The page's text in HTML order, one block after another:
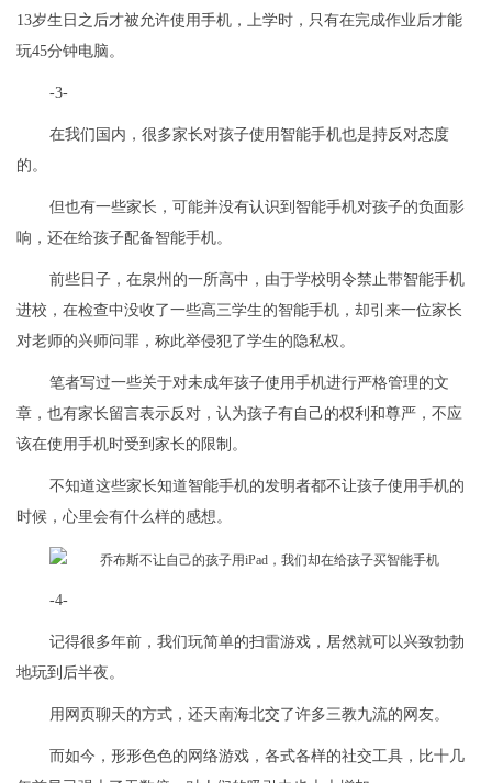
13岁生日之后才被允许使用手机，上学时，只有在完成作业后才能
玩45分钟电脑。
-3-
在我们国内，很多家长对孩子使用智能手机也是持反对态度
的。
但也有一些家长，可能并没有认识到智能手机对孩子的负面影
响，还在给孩子配备智能手机。
前些日子，在泉州的一所高中，由于学校明令禁止带智能手机
进校，在检查中没收了一些高三学生的智能手机，却引来一位家长
对老师的兴师问罪，称此举侵犯了学生的隐私权。
笔者写过一些关于对未成年孩子使用手机进行严格管理的文
章，也有家长留言表示反对，认为孩子有自己的权利和尊严，不应
该在使用手机时受到家长的限制。
不知道这些家长知道智能手机的发明者都不让孩子使用手机的
时候，心里会有什么样的感想。
-4-
记得很多年前，我们玩简单的扫雷游戏，居然就可以兴致勃勃
地玩到后半夜。
用网页聊天的方式，还天南海北交了许多三教九流的网友。
而如今，形形色色的网络游戏，各式各样的社交工具，比十几